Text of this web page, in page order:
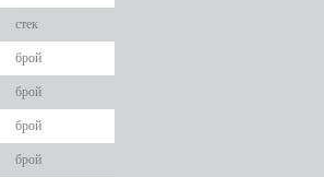
стек
брой
брой
брой
брой